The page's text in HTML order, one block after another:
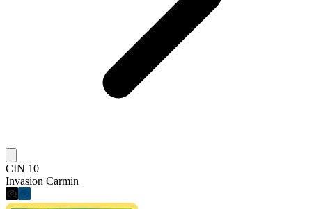
CIN 10
Invasion Carmin